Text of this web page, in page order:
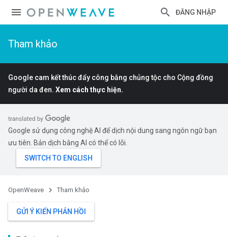
ĐĂNG NHẬP
Tham khảo
Google cam kết thúc đẩy công bằng chủng tộc cho Cộng đồng
người da đen. Xem cách thực hiện.
Google sử dụng công nghệ AI để dịch nội dung sang ngôn ngữ bạn
ưu tiên. Bản dịch bằng AI có thể có lỗi.
OpenWeave Tham khảo
GỬI Ý KIẾN PHẢN HỒI